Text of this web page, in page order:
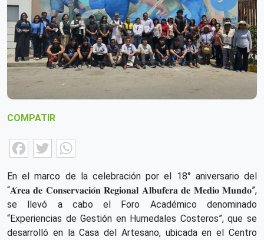
COMPATIR
Facebook
Twitter
En el marco de la celebración por el 18° aniversario del
“𝐀́𝐫𝐞𝐚 𝐝𝐞 𝐂𝐨𝐧𝐬𝐞𝐫𝐯𝐚𝐜𝐢𝐨́𝐧 𝐑𝐞𝐠𝐢𝐨𝐧𝐚𝐥 𝐀𝐥𝐛𝐮𝐟𝐞𝐫𝐚 𝐝𝐞 𝐌𝐞𝐝𝐢𝐨 𝐌𝐮𝐧𝐝𝐨”,
se llevó a cabo el Foro Académico denominado
“Experiencias de Gestión en Humedales Costeros”, que se
desarrolló en la Casa del Artesano, ubicada en el Centro